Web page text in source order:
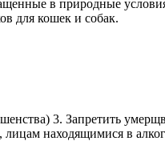
в природные
для кошек и собак.
3. Запретить
находящимися в